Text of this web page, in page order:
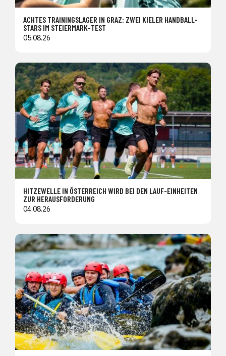
ACHTES TRAININGSLAGER IN GRAZ: ZWEI KIELER HANDBALL-
STARS IM STEIERMARK-TEST
05.08.26
HITZEWELLE IN ÖSTERREICH WIRD BEI DEN LAUF-EINHEITEN
ZUR HERAUSFORDERUNG
04.08.26